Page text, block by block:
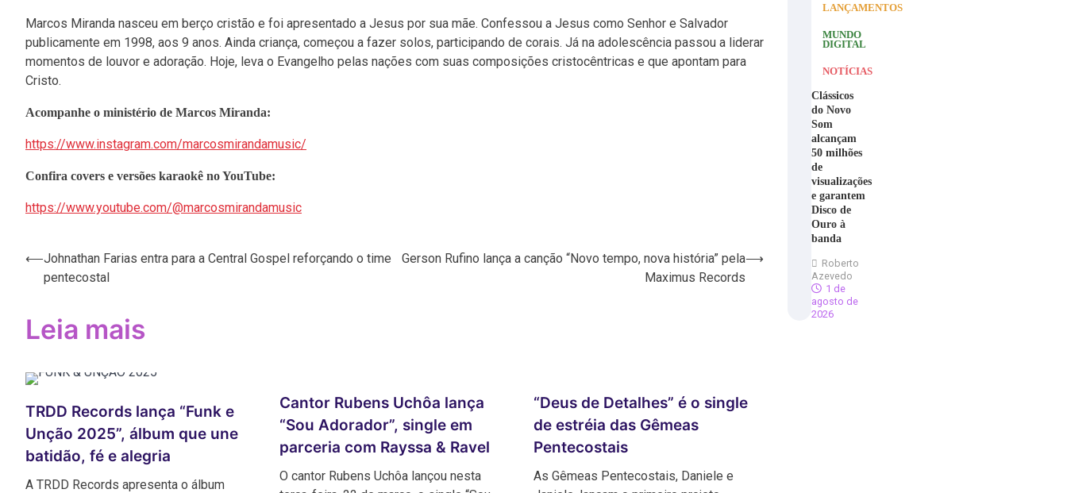
Marcos Miranda nasceu em berço cristão e foi apresentado a Jesus por sua mãe. Confessou a Jesus como Senhor e Salvador
publicamente em 1998, aos 9 anos. Ainda criança, começou a fazer solos, participando de corais. Já na adolescência passou a liderar
momentos de louvor e adoração. Hoje, leva o Evangelho pelas nações com suas composições cristocêntricas e que apontam para
Cristo.
Acompanhe o ministério de Marcos Miranda:
https://www.instagram.com/marcosmirandamusic/
Confira covers e versões karaokê no YouTube:
https://www.youtube.com/@marcosmirandamusic
Navegação
⟵Johnathan Farias entra para a Central Gospel reforçando o time
pentecostal
Gerson Rufino lança a canção “Novo tempo, nova história” pela
Maximus Records
⟶
Leia mais
TRDD Records lança “Funk e
Unção 2025”, álbum que une
batidão, fé e alegria
A TRDD Records apresenta o álbum
Cantor Rubens Uchôa lança
“Sou Adorador”, single em
parceria com Rayssa & Ravel
O cantor Rubens Uchôa lançou nesta
“Deus de Detalhes” é o single
de estréia das Gêmeas
Pentecostais
As Gêmeas Pentecostais, Daniele e
LANÇAMENTOS
MUNDO
DIGITAL
NOTÍCIAS
Clássicos
do Novo
Som
alcançam
50 milhões
de
visualizações
e garantem
Disco de
Ouro à
banda
Roberto
Azevedo
1 de
agosto de
2026